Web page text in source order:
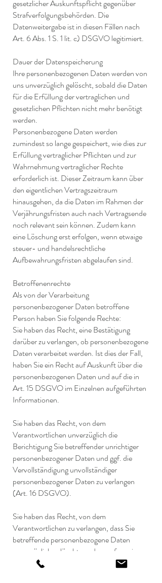
gesetzlicher Auskunftspflicht gegenüber
Strafverfolgungsbehörden. Die
Datenweitergabe ist in diesen Fällen nach
Art. 6 Abs. 1 S. 1 lit. c) DSGVO legitimiert.
Dauer der Datenspeicherung
Ihre personenbezogenen Daten werden von
uns unverzüglich gelöscht, sobald die Daten
für die Erfüllung der vertraglichen und
gesetzlichen Pflichten nicht mehr benötigt
werden.
Personenbezogene Daten werden
zumindest so lange gespeichert, wie dies zur
Erfüllung vertraglicher Pflichten und zur
Wahrnehmung vertraglicher Rechte
erforderlich ist. Dieser Zeitraum kann über
den eigentlichen Vertragszeitraum
hinausgehen, da die Daten im Rahmen der
Verjährungsfristen auch nach Vertragsende
noch relevant sein können. Zudem kann
eine Löschung erst erfolgen, wenn etwaige
steuer- und handelsrechtliche
Aufbewahrungsfristen abgelaufen sind.
Betroffenenrechte
Als von der Verarbeitung
personenbezogener Daten betroffene
Person haben Sie folgende Rechte:
Sie haben das Recht, eine Bestätigung
darüber zu verlangen, ob personenbezogene
Daten verarbeitet werden. Ist dies der Fall,
haben Sie ein Recht auf Auskunft über die
personenbezogenen Daten und auf die in
Art. 15 DSGVO im Einzelnen aufgeführten
Informationen.
Sie haben das Recht, von dem
Verantwortlichen unverzüglich die
Berichtigung Sie betreffender unrichtiger
personenbezogener Daten und ggf. die
Vervollständigung unvollständiger
personenbezogener Daten zu verlangen
(Art. 16 DSGVO).
Sie haben das Recht, von dem
Verantwortlichen zu verlangen, dass Sie
betreffende personenbezogene Daten
unverzüglich gelöscht werden, sofern einer
der in Abs. 17 DSGVO im Einzelnen